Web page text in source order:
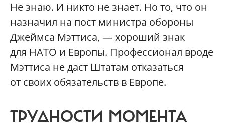
Не знаю. И никто не знает. Но то, что он
назначил на пост министра обороны
Джеймса Мэттиса, — хороший знак
для НАТО и Европы. Профессионал вроде
Мэттиса не даст Штатам отказаться
от своих обязательств в Европе.
ТРУДНОСТИ МОМЕНТА